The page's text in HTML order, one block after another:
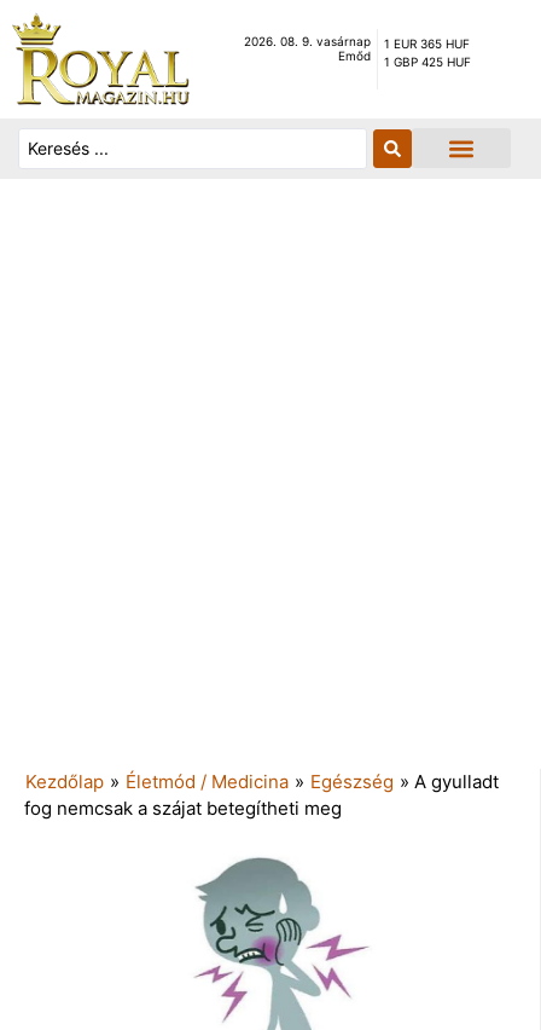
2026. 08. 9. vasárnap
Emőd
1 EUR 365 HUF
1 GBP 425 HUF
Kezdőlap » Életmód / Medicina » Egészség » A gyulladt
fog nemcsak a szájat betegítheti meg